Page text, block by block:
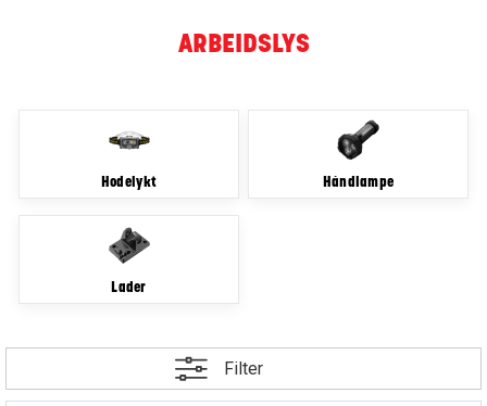
ARBEIDSLYS
Hodelykt Håndlampe
Lader
Filter